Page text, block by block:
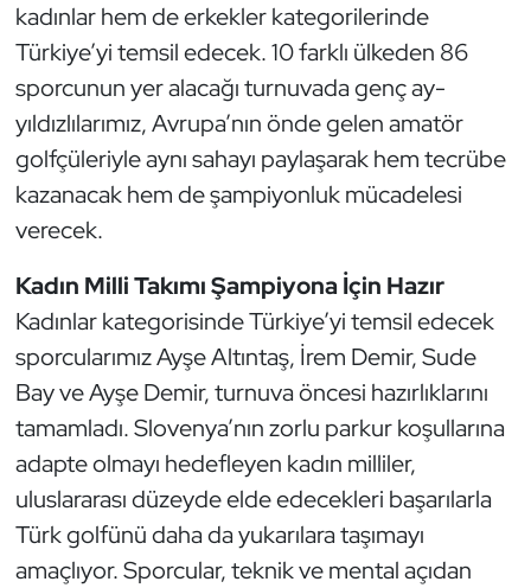
kadınlar hem de erkekler kategorilerinde
Türkiye’yi temsil edecek. 10 farklı ülkeden 86
sporcunun yer alacağı turnuvada genç ay-
yıldızlılarımız, Avrupa’nın önde gelen amatör
golfçüleriyle aynı sahayı paylaşarak hem tecrübe
kazanacak hem de şampiyonluk mücadelesi
verecek.
Kadın Milli Takımı Şampiyona İçin Hazır
Kadınlar kategorisinde Türkiye’yi temsil edecek
sporcularımız Ayşe Altıntaş, İrem Demir, Sude
Bay ve Ayşe Demir, turnuva öncesi hazırlıklarını
tamamladı. Slovenya’nın zorlu parkur koşullarına
adapte olmayı hedefleyen kadın milliler,
uluslararası düzeyde elde edecekleri başarılarla
Türk golfünü daha da yukarılara taşımayı
amaçlıyor. Sporcular, teknik ve mental açıdan
Golf
Halter
Hava Sporları
İşitme Engelli Sporcular
Judo ve Kuraş
Kano ve Rafting
Karate
Kayak